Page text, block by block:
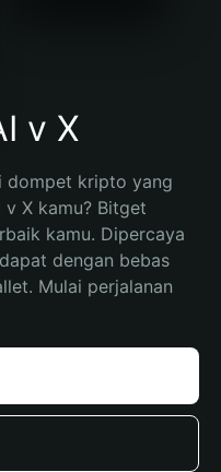
v X
dompet kripto yang
v X kamu? Bitget
kamu. Dipercaya
dengan bebas
Mulai perjalanan